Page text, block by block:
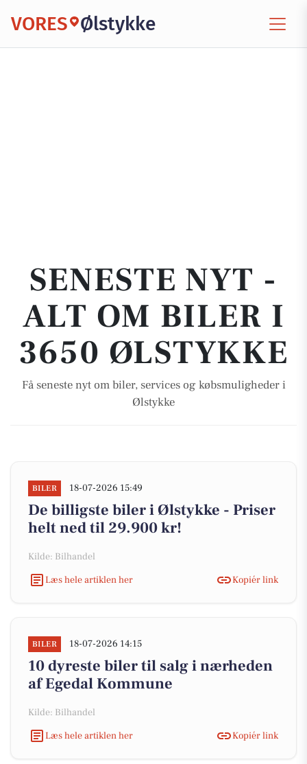
VORES Ølstykke
SENESTE NYT -
ALT OM BILER I
3650 ØLSTYKKE
Få seneste nyt om biler, services og købsmuligheder i
Ølstykke
BILER 18-07-2026 15:49
De billigste biler i Ølstykke - Priser
helt ned til 29.900 kr!
Kilde: Bilhandel
Læs hele artiklen her
Kopiér link
BILER 18-07-2026 14:15
10 dyreste biler til salg i nærheden
af Egedal Kommune
Kilde: Bilhandel
Læs hele artiklen her
Kopiér link